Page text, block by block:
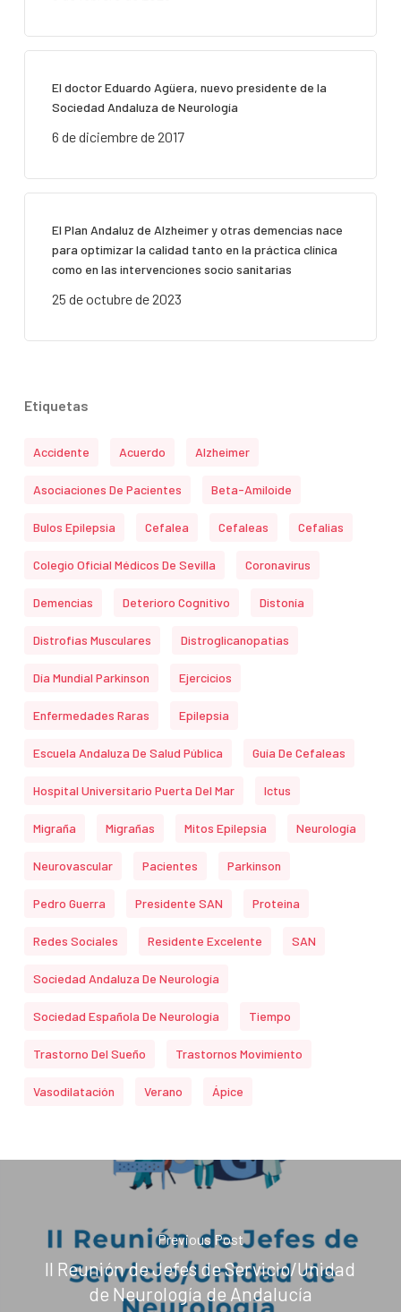
El doctor Eduardo Agüera, nuevo presidente de la
Sociedad Andaluza de Neurología
6 de diciembre de 2017
El Plan Andaluz de Alzheimer y otras demencias nace
para optimizar la calidad tanto en la práctica clínica
como en las intervenciones socio sanitarias
25 de octubre de 2023
Etiquetas
Accidente Acuerdo Alzheimer
Asociaciones De Pacientes Beta-Amiloide
Bulos Epilepsia Cefalea Cefaleas Cefalias
Colegio Oficial Médicos De Sevilla Coronavirus
Demencias Deterioro Cognitivo Distonía
Distrofias Musculares Distroglicanopatias
Día Mundial Parkinson Ejercicios
Enfermedades Raras Epilepsia
Escuela Andaluza De Salud Pública Guía De Cefaleas
Hospital Universitario Puerta Del Mar Ictus
Migraña Migrañas Mitos Epilepsia Neurología
Neurovascular Pacientes Parkinson
Pedro Guerra Presidente SAN Proteina
Redes Sociales Residente Excelente SAN
Sociedad Andaluza De Neurología
Sociedad Española De Neurología Tiempo
Trastorno Del Sueño Trastornos Movimiento
Vasodilatación Verano Ápice
Previous Post
II Reunión de Jefes de Servicio/Unidad
de Neurología de Andalucía